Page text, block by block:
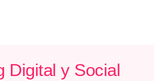
Digital y Social